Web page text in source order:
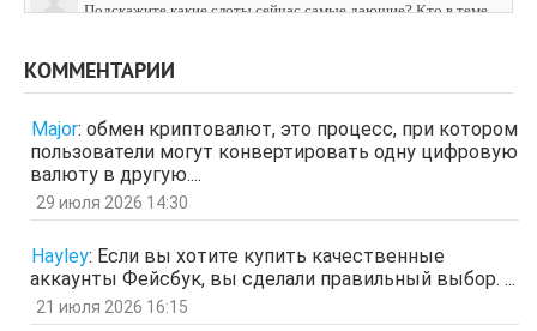
Подскажите какие слоты сейчас самые дающие? Кто в теме
Гость
отв. цит.
Гость 26 мар 2026, 01:35
мЛЙК
ащрд
отв. цит.
Гость
КОММЕНТАРИИ
Major: обмен криптовалют, это процесс, при котором
пользователи могут конвертировать одну цифровую
валюту в другую....
29 июля 2026 14:30
Hayley: Если вы хотите купить качественные
аккаунты Фейсбук, вы сделали правильный выбор. ...
21 июля 2026 16:15